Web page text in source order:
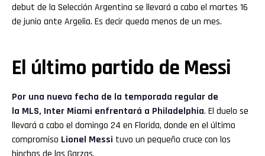
debut de la Selección Argentina se llevará a cabo el martes 16
de junio ante Argelia. Es decir queda menos de un mes.
El último partido de Messi
Por una nueva fecha de la temporada regular de
la MLS, Inter Miami enfrentará a Philadelphia. El duelo se
llevará a cabo el domingo 24 en Florida, donde en el último
compromiso Lionel Messi tuvo un pequeño cruce con los